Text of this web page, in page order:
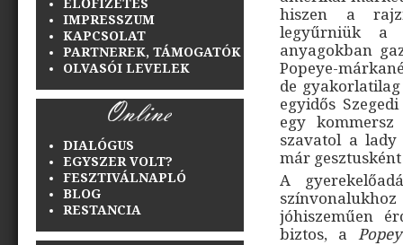
IMPRESSZUM
KAPCSOLAT
PARTNEREK, TÁMOGATÓK
OLVASÓI LEVELEK
DIALÓGUS
EGYSZER VOLT?
FESZTIVÁLNAPLÓ
BLOG
RESTANCIA
hiszen a
legyűrniük a
anyagokban
Popeye-
de
egyidős
egy
szavatol a
már
A
jóhiszeműen
biztos, a